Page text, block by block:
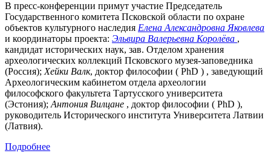
В пресс-конференции примут участие Председатель
Государственного комитета Псковской области по охране
объектов культурного наследия Елена Александровна Яковлева
и координаторы проекта: Эльвира Валерьевна Королёва ,
кандидат исторических наук, зав. Отделом хранения
археологических коллекций Псковского музея-заповедника
(Россия); Хейки Валк, доктор философии ( PhD ) , заведующий
Археологическим кабинетом отдела археологии
философского факультета Тартусского университета
(Эстония); Антония Вилцане , доктор философии ( PhD ),
руководитель Исторического института Университета Латвии
(Латвия).
Подробнее